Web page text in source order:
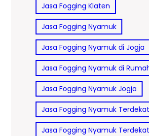
Jasa Fogging Klaten
Jasa Fogging Nyamuk
Jasa Fogging Nyamuk di Jogja
Jasa Fogging Nyamuk di
Jasa Fogging Nyamuk Jogja
Jasa Fogging Nyamuk Terdekat
Jasa Fogging Nyamuk